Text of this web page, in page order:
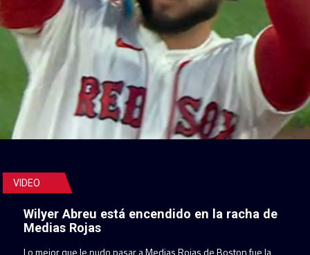
VIDEO
Wilyer Abreu está encendido en la racha de
Medias Rojas
Lo mejor que le pudo pasar a Medias Rojas de Boston fue la